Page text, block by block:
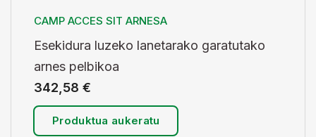
CAMP ACCES SIT ARNESA
Esekidura luzeko lanetarako garatutako
arnes pelbikoa
342,58 €
Produktua aukeratu